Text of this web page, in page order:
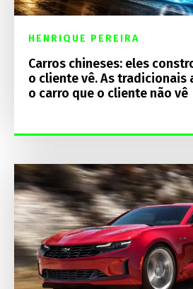
HENRIQUE PEREIRA
Carros chineses: eles
o cliente vê. As tradicionais
o carro que o cliente não vê